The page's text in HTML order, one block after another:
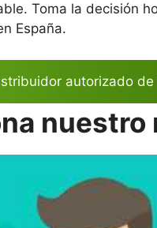
Toma la decisión
España.
autorizado de
nuestro